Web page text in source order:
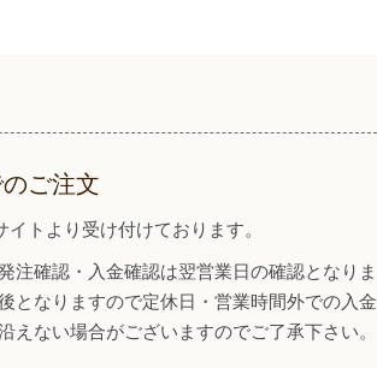
ご注文
トより受け付けております。
注確認・入金確認は翌営業日の確認となりま
となりますので定休日・営業時間外での入金
えない場合がございますのでご了承下さい。